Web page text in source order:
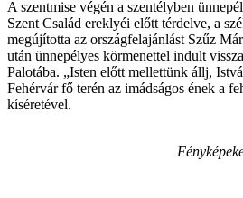
A szentmise végén a szentélyben
Szent Család ereklyéi előtt térdelve, a
megújította az országfelajánlást Szűz
után ünnepélyes körmenettel indult
Palotába. „Isten előtt mellettünk állj,
Fehérvár fő terén az imádságos ének a
kíséretével.